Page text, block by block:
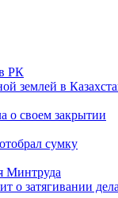
РК
землей в
о своем закрытии
сумку
Минтруда
о затягивании